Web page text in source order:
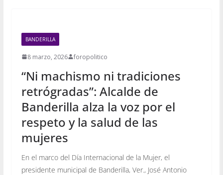
BANDERILLA
8 marzo, 2026 foropolitico
“Ni machismo ni tradiciones
retrógradas”: Alcalde de
Banderilla alza la voz por el
respeto y la salud de las
mujeres
En el marco del Día Internacional de la Mujer, el
presidente municipal de Banderilla, Ver., José Antonio